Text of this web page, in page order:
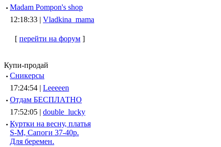
· Madam Pompon's shop
12:18:33 | Vladkina_mama
[ перейти на форум ]
Купи-продай
· Сникерсы
17:24:54 | Leeeeen
· Отдам БЕСПЛАТНО
17:52:05 | double_lucky
· Куртки на весну, платья
S-M, Сапоги 37-40р.
Для беремен.